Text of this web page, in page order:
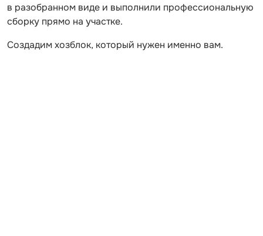
в разобранном виде и выполнили профессиональную
сборку прямо на участке.
Создадим хозблок, который нужен именно вам.